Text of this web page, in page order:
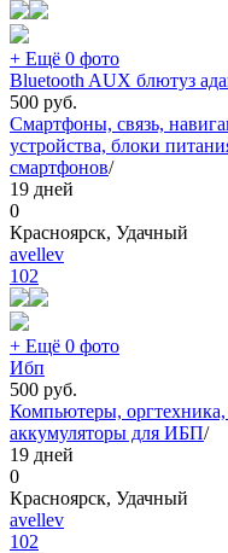
+ Ещё 0 фото
Bluetooth AUX блютуз
500 руб.
Смартфоны, связь,
устройства, блоки
смартфонов/
19 дней
0
Красноярск, Удачный
avellev
102
+ Ещё 0 фото
Ибп
500 руб.
Компьютеры,
аккумуляторы для ИБП/
19 дней
0
Красноярск, Удачный
avellev
102